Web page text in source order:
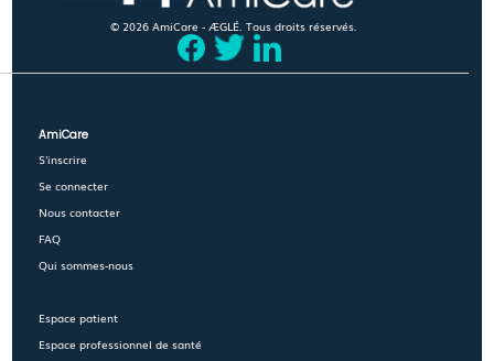
© 2026 AmiCare - ÆGLÉ. Tous droits réservés.
AmiCare
S'inscrire
Se connecter
Nous contacter
FAQ
Qui sommes-nous
Espace patient
Espace professionnel de santé